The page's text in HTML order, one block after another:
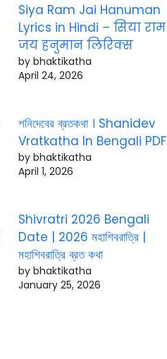
Siya Ram Jai Hanuman
Lyrics in Hindi – सिया राम
जय हनुमान लिरिक्स
by bhaktikatha
April 24, 2026
শনিদেবের ব্রতকথা । Shanidev
Vratkatha In Bengali PDF
by bhaktikatha
April 1, 2026
Shivratri 2026 Bengali
Date | 2026 মহাশিবরাত্রি |
মহাশিবরাত্রি ব্রত কথা
by bhaktikatha
January 25, 2026